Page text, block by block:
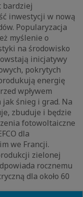
bardziej
inwestycji w nową
Popularyzacja
myślenie o
na środowisko
inicjatywy
pokrytych
energię
wpływem
śnieg i grad. Na
zbuduje i będzie
fotowoltaiczne
dla
we Francji.
zielonej
rocznemu
dla około 60